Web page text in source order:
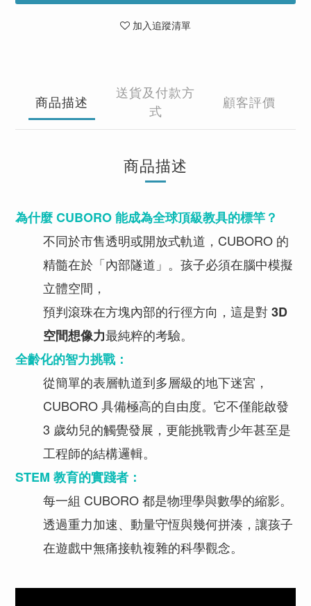
加入追蹤清單
商品描述
送貨及付款方
式
顧客評價
商品描述
為什麼 CUBORO 能成為全球頂級教具的標竿？
不同於市售透明或開放式軌道，CUBORO 的
精髓在於「內部隧道」。孩子必須在腦中模擬
立體空間，
預判滾珠在方塊內部的行徑方向，這是對3D
空間想像力最純粹的考驗。
全齡化的智力挑戰：
從簡單的表層軌道到多層級的地下迷宮，
CUBORO 具備極高的自由度。它不僅能啟發
3 歲幼兒的觸覺發展，更能挑戰青少年甚至是
工程師的結構邏輯。
STEM 教育的實踐者：
每一組 CUBORO 都是物理學與數學的縮影。
透過重力加速、動量守恆與幾何拼湊，讓孩子
在遊戲中無痛接軌複雜的科學觀念。